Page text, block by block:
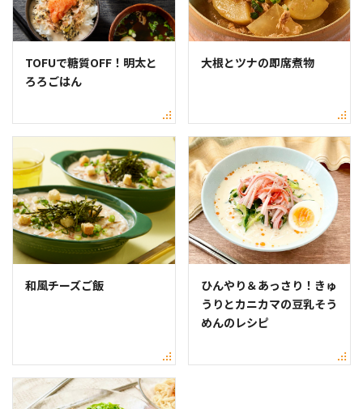
TOFUで糖質OFF！明太と
ろろごはん
大根とツナの即席煮物
和風チーズご飯
ひんやり＆あっさり！きゅ
うりとカニカマの豆乳そう
めんのレシピ